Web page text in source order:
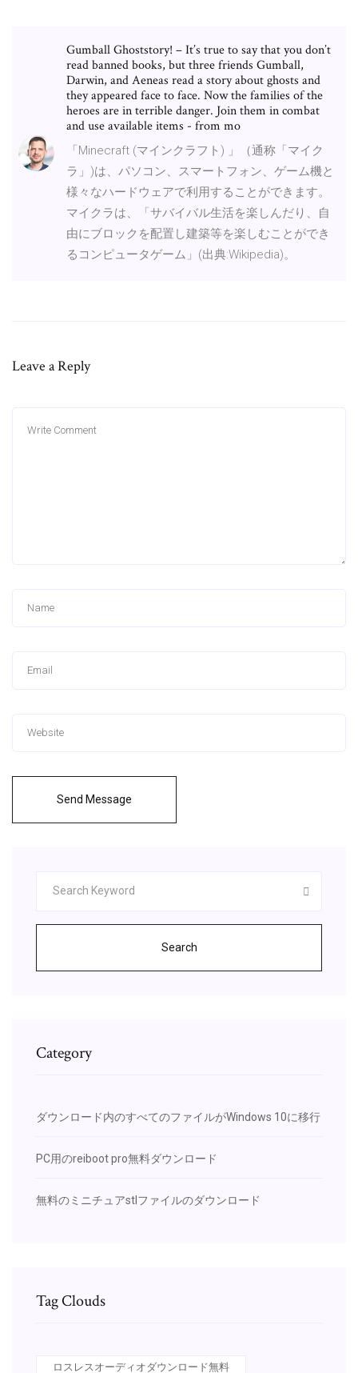
Gumball Ghoststory! – It’s true to say that you don’t
read banned books, but three friends Gumball,
Darwin, and Aeneas read a story about ghosts and
they appeared face to face. Now the families of the
heroes are in terrible danger. Join them in combat
and use available items - from mo
「Minecraft (マインクラフト) 」（通称「マイク
ラ」)は、パソコン、スマートフォン、ゲーム機と
様々なハードウェアで利用することができます。
マイクラは、「サバイバル生活を楽しんだり、自
由にブロックを配置し建築等を楽しむことができ
るコンピュータゲーム」(出典:Wikipedia)。
Leave a Reply
Send Message
Search
Category
ダウンロード内のすべてのファイルがWindows 10に移行
PC用のreiboot pro無料ダウンロード
無料のミニチュアstlファイルのダウンロード
Tag Clouds
ロスレスオーディオダウンロード無料